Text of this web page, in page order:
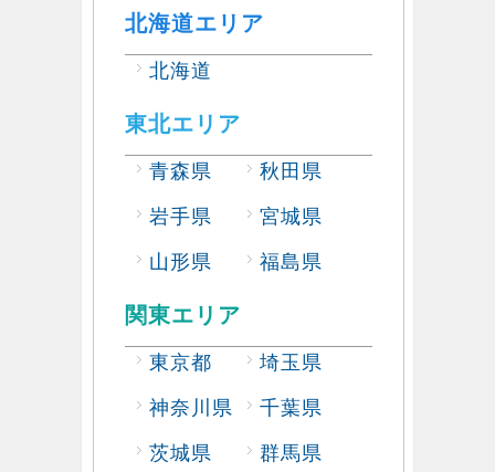
北海道エリア
北海道
東北エリア
青森県 秋田県
岩手県 宮城県
山形県 福島県
関東エリア
東京都 埼玉県
神奈川県 千葉県
茨城県 群馬県